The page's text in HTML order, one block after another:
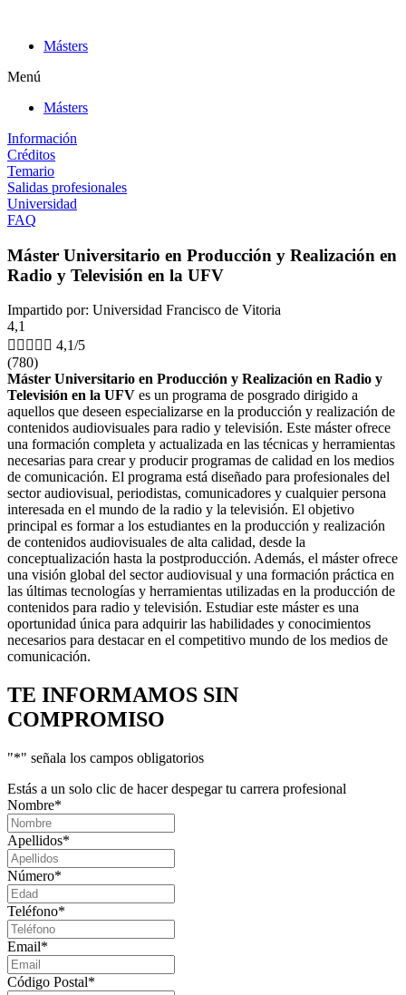
contenidoMásters
Menú
Másters
Información
Créditos
Temario
Salidas profesionales
Universidad
FAQ
Máster Universitario en Producción y Realización en
Radio y Televisión en la UFV
Impartido por: Universidad Francisco de Vitoria
4,1
     4,1/5
(780)
Máster Universitario en Producción y Realización en Radio y
Televisión en la UFV es un programa de posgrado dirigido a
aquellos que deseen especializarse en la producción y realización de
contenidos audiovisuales para radio y televisión. Este máster ofrece
una formación completa y actualizada en las técnicas y herramientas
necesarias para crear y producir programas de calidad en los medios
de comunicación. El programa está diseñado para profesionales del
sector audiovisual, periodistas, comunicadores y cualquier persona
interesada en el mundo de la radio y la televisión. El objetivo
principal es formar a los estudiantes en la producción y realización
de contenidos audiovisuales de alta calidad, desde la
conceptualización hasta la postproducción. Además, el máster ofrece
una visión global del sector audiovisual y una formación práctica en
las últimas tecnologías y herramientas utilizadas en la producción de
contenidos para radio y televisión. Estudiar este máster es una
oportunidad única para adquirir las habilidades y conocimientos
necesarios para destacar en el competitivo mundo de los medios de
comunicación.
TE INFORMAMOS SIN
COMPROMISO
"*" señala los campos obligatorios
Estás a un solo clic de hacer despegar tu carrera profesional
Nombre*
Apellidos*
Número*
Teléfono*
Email*
Código Postal*